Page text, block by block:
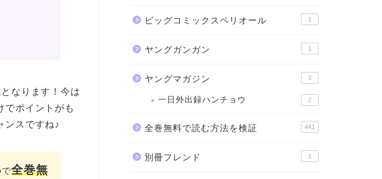
なります！今は
でポイントがも
ンスですね♪
全巻無
ビッグコミックスペリオール 1
ヤングガンガン 1
ヤングマガジン 3
一日外出録ハンチョウ 2
全巻無料で読む方法を検証 441
別冊フレンド 1